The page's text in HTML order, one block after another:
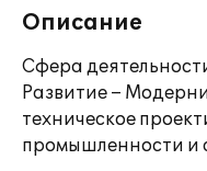
Описание
Сфера
Развитие –
техническое
промышленности и